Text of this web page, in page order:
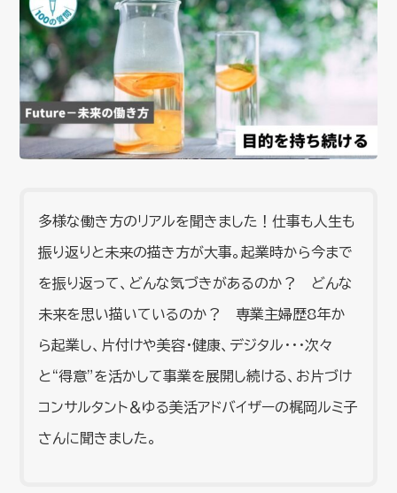
多様な働き方のリアルを聞きました！仕事も人生も
振り返りと未来の描き方が大事。起業時から今まで
を振り返って、どんな気づきがあるのか？ どんな
未来を思い描いているのか？ 専業主婦歴8年か
ら起業し、片付けや美容・健康、デジタル･･･次々
と“得意”を活かして事業を展開し続ける、お片づけ
コンサルタント＆ゆる美活アドバイザーの梶岡ルミ子
さんに聞きました。